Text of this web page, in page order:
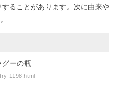
ることがあります。次に由来や
1198.html